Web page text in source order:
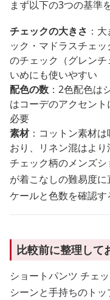
まず以下の3つの基準
チェックの大きさ ：
ック・マドラスチェ
のチェック（グレン
いめにも使いやすい
配色の数 ：2色配色は
はコーデのアクセン
必要
素材：コットン素材
おり、リネン混はよ
チェック柄のメンズシ
が着こなしの難易度
ケールと色数を確認す
比較前に整理して
ショートパンツ チェ
シーンと手持ちのト